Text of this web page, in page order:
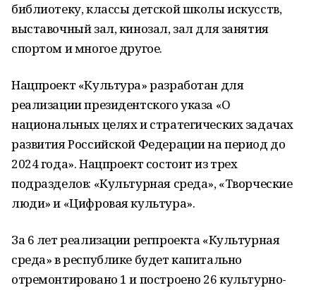
библиотеку, классы детской школы искусств,
выставочный зал, кинозал, зал для занятия
спортом и многое другое.
Нацпроект «Культура» разработан для
реализации президентского указа «О
национальных целях и стратегических задачах
развития Российской Федерации на период до
2024 года». Нацпроект состоит из трех
подразделов: «Культурная среда», «Творческие
люди» и «Цифровая культура».
За 6 лет реализации регпроекта «Культурная
среда» в республике будет капитально
отремонтировано 1 и построено 26 культурно-